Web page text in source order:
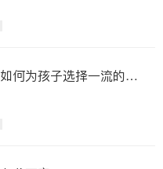
如何为孩子选择一流的艺